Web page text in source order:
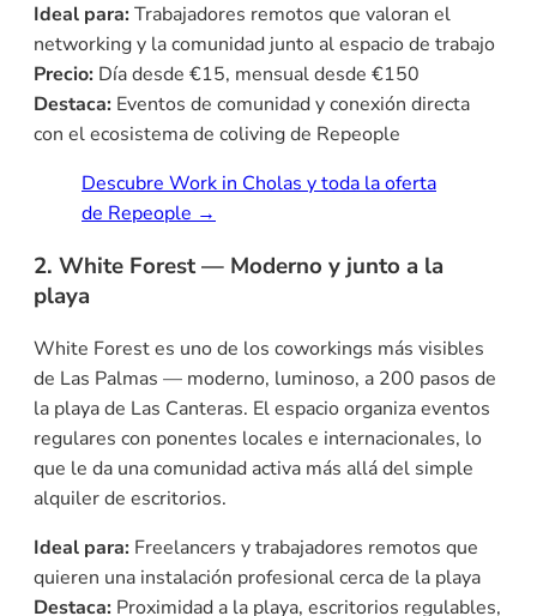
Ideal para: Trabajadores remotos que valoran el
networking y la comunidad junto al espacio de trabajo
Precio: Día desde €15, mensual desde €150
Destaca: Eventos de comunidad y conexión directa
con el ecosistema de coliving de Repeople
Descubre Work in Cholas y toda la oferta
de Repeople →
2. White Forest — Moderno y junto a la
playa
White Forest es uno de los coworkings más visibles
de Las Palmas — moderno, luminoso, a 200 pasos de
la playa de Las Canteras. El espacio organiza eventos
regulares con ponentes locales e internacionales, lo
que le da una comunidad activa más allá del simple
alquiler de escritorios.
Ideal para: Freelancers y trabajadores remotos que
quieren una instalación profesional cerca de la playa
Destaca: Proximidad a la playa, escritorios regulables,